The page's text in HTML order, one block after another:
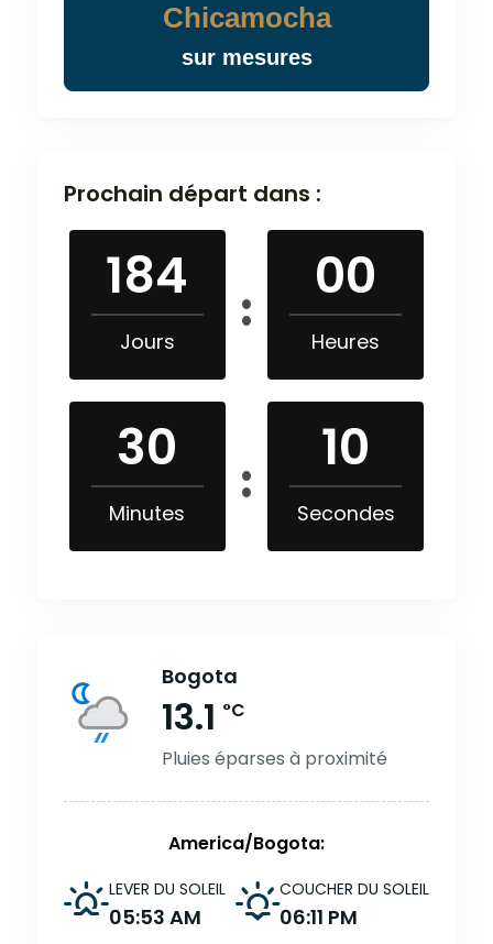
Chicamocha
sur mesures
Prochain départ dans :
184
Jours
00
Heures
30
Minutes
09
Secondes
Bogota
13.1 °C
Pluies éparses à proximité
America/Bogota:
LEVER DU SOLEIL
05:53 AM
COUCHER DU SOLEIL
06:11 PM